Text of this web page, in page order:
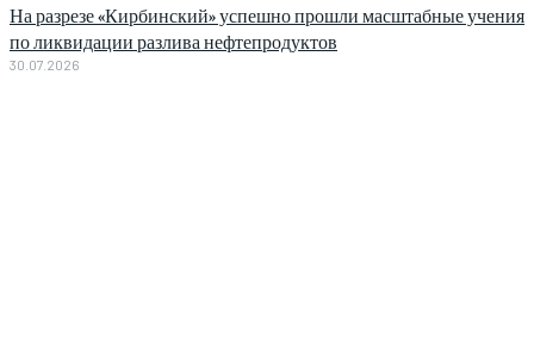
На разрезе «Кирбинский» успешно прошли масштабные учения
по ликвидации разлива нефтепродуктов
30.07.2026